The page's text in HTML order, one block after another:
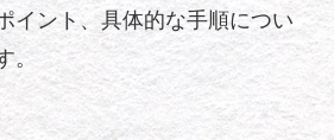
イント、具体的な手順につい
。